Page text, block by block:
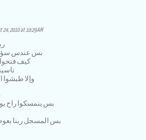
24, 2010 at 10:29 AM
بس عندس
كيف فتحوا
وإلا طبشوا
بس ينمسكوا راح
بس المسجل ربنا